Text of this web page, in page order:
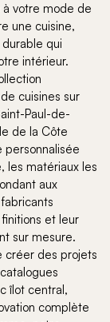
votre mode de
une cuisine,
qui
intérieur.
cuisines sur
Paul-de-
de la Côte
personnalisée
les matériaux les
aux
et leur
sur mesure.
créer des projets
îlot central,
complète